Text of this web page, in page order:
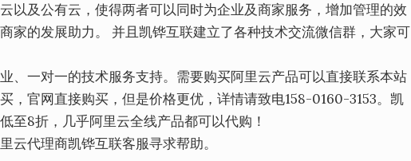
以及公有云，使得两者可以同时为企业及商家服务，增加管理的效
家的发展助力。 并且凯铧互联建立了各种技术交流微信群，大家可
、一对一的技术服务支持。需要购买阿里云产品可以直接联系本站
，官网直接购买，但是价格更优，详情请致电158-0160-3153。凯
至8折，几乎阿里云全线产品都可以代购！
云代理商凯铧互联客服寻求帮助。